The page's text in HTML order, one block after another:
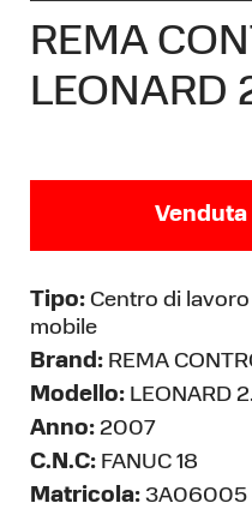
REMA
LEONARD
Venduta
Tipo: Centro di
mobile
Brand: REMA
Modello: LEONARD
Anno: 2007
C.N.C: FANUC 18
Matricola: 3A06005